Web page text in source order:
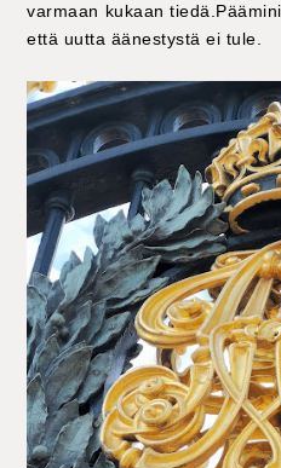
varmaan kukaan
että uutta äänestystä ei tule.